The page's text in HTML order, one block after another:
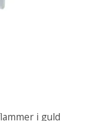
i guld